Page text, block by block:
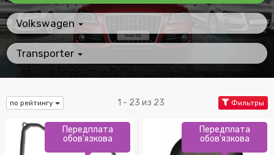
Volkswagen
Transporter
по рейтингу 1 - 23 из 23 Фильтры
Передплата
обов'язкова
Передплата
обов'язкова